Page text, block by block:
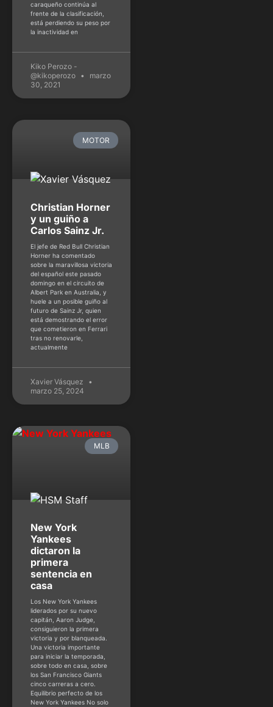
caraqueño continúa al
frente de la clasificación,
está perdiendo su peso por
la inactividad en
Kiko Perozo -
@kikoperozo
marzo
30, 2021
MOTOR
Christian Horner
y un guiño a
Carlos Sainz Jr.
El jefe de Red Bull Christian
Horner ha comentado
sobre la maravillosa victoria
del español este pasado
domingo en el circuito de
Albert Park en Australia, y
huele a un posible guiño al
futuro de Sainz Jr, quien
está demostrando el error
que cometieron en Ferrari
tras no renovarle,
actualmente
Xavier Vásquez
marzo 25, 2024
MLB
New York
Yankees
dictaron la
primera
sentencia en
casa
Los New York Yankees
liderados por su nuevo
capitán, Aaron Judge,
consiguieron la primera
victoria y por blanqueada.
Una victoria importante
para iniciar la temporada,
sobre todo en casa, sobre
los San Francisco Giants
cinco carreras a cero.
Equilibrio perfecto de los
New York Yankees No solo